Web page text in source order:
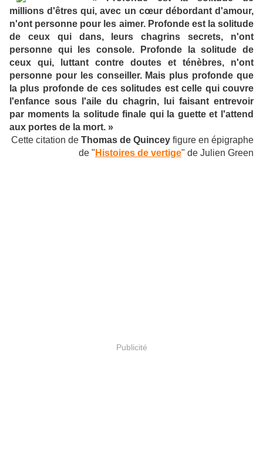
millions d'êtres qui, avec un cœur débordant d'amour,
n'ont personne pour les aimer. Profonde est la solitude
de ceux qui dans, leurs chagrins secrets, n'ont
personne qui les console. Profonde la solitude de
ceux qui, luttant contre doutes et ténèbres, n'ont
personne pour les conseiller. Mais plus profonde que
la plus profonde de ces solitudes est celle qui couvre
l'enfance sous l'aile du chagrin, lui faisant entrevoir
par moments la solitude finale qui la guette et l'attend
aux portes de la mort. »
Cette citation de Thomas de Quincey figure en épigraphe
de " Histoires de vertige" de Julien Green
Publicité